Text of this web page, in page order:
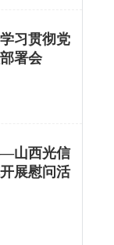
习贯彻党
署会
山西光信
展慰问活